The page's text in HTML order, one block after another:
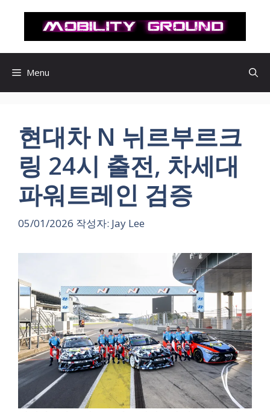
로
Menu
현대차 N 뉘르부르크
링 24시 출전, 차세대
파워트레인 검증
05/01/2026 작성자: Jay Lee